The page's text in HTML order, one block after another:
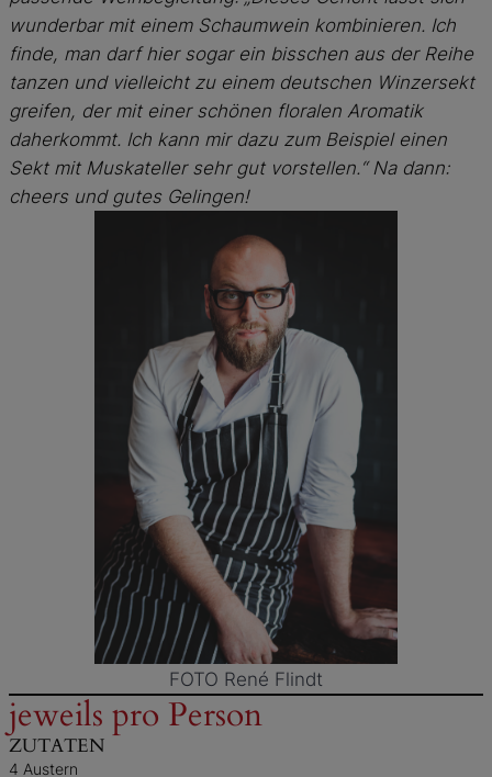
wunderbar mit einem Schaumwein kombinieren. Ich
finde, man darf hier sogar ein bisschen aus der Reihe
tanzen und vielleicht zu einem deutschen Winzersekt
greifen, der mit einer schönen floralen Aromatik
daherkommt. Ich kann mir dazu zum Beispiel einen
Sekt mit Muskateller sehr gut vorstellen.“ Na dann:
cheers und gutes Gelingen!
FOTO René Flindt
jeweils pro Person
ZUTATEN
4 Austern